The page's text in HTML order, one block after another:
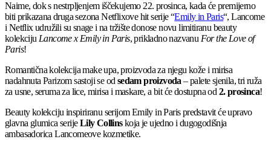
Naime, dok s nestrpljenjem iščekujemo 22. prosinca, kada će premijerno
biti prikazana druga sezona Netflixove hit serije “Emily in Paris“, Lancome
i Netflix udružili su snage i na tržište donose novu limitiranu beauty
kolekciju Lancome x Emily in Paris, prikladno nazvanu For the Love of
Paris!
Romantična kolekcija make upa, proizvoda za njegu kože i mirisa
nadahnuta Parizom sastoji se od sedam proizvoda – palete sjenila, tri ruža
za usne, seruma za lice, mirisa i maskare, a bit će dostupna od 2. prosinca!
Beauty kolekciju inspiriranu serijom Emily in Paris predstavit će upravo
glavna glumica serijeLily Collinskoja je ujedno i dugogodišnja
ambasadorica Lancomeove kozmetike.